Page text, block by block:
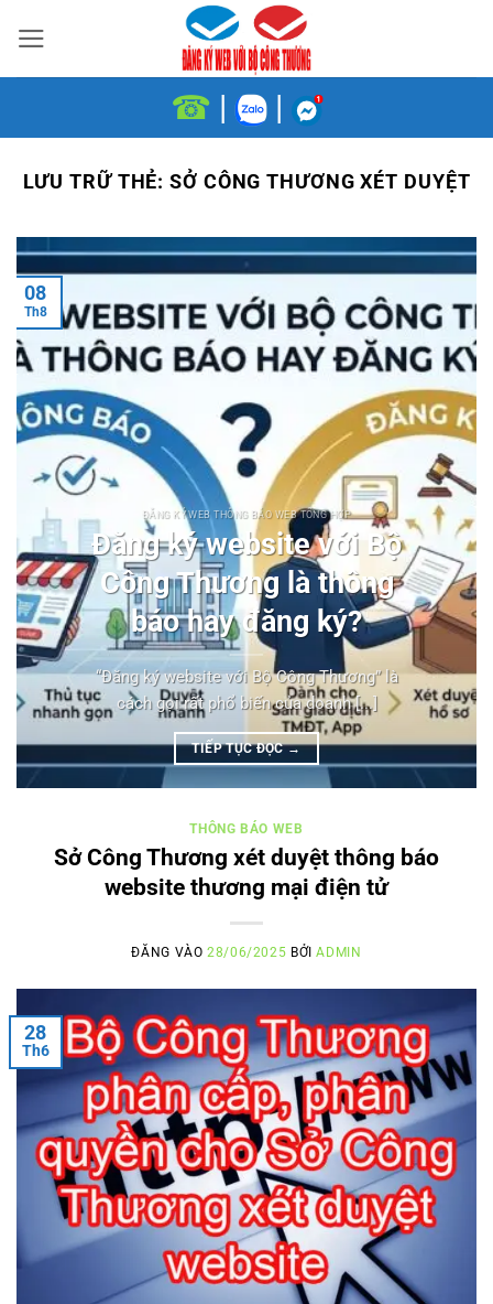
qua
nội
☎ | |
LƯU TRỮ THẺ:SỞ CÔNG THƯƠNG XÉT DUYỆT
ĐĂNG KÝ WEB THÔNG BÁO WEB TỔNG HỢP
Đăng ký website với Bộ
Công Thương là thông
báo hay đăng ký?
“Đăng ký website với Bộ Công Thương” là
cách gọi rất phổ biến của doanh [...]
TIẾP TỤC ĐỌC→
08
Th8
THÔNG BÁO WEB
Sở Công Thương xét duyệt thông báo
website thương mại điện tử
ĐĂNG VÀO28/06/2025 BỞIADMIN
28
Th6